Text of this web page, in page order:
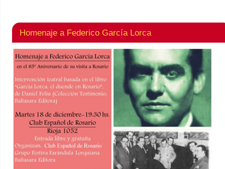
Homenaje a Federico García Lorca